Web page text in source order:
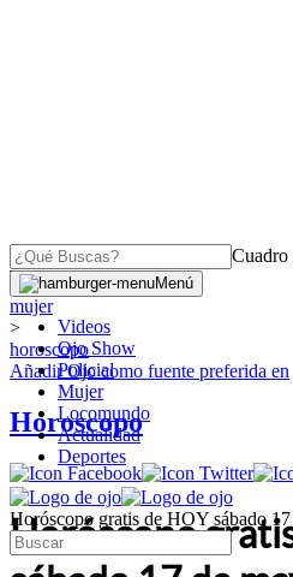
Cuadro
Menú
Videos
Ojo Show
Policial
Mujer
Locomundo
Actualidad
Deportes
Horóscopo gratis de HOY sábado
OJO
mujer
>
horoscopo
AñadirOjocomo fuente preferida en
Horoscopo
Horóscopo